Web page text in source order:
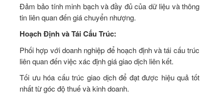
Đảm bảo tính minh bạch và đầy đủ của dữ liệu và thông
tin liên quan đến giá chuyển nhượng.
Hoạch Định và Tái Cấu Trúc:
Phối hợp với doanh nghiệp để hoạch định và tái cấu trúc
liên quan đến việc xác định giá giao dịch liên kết.
Tối ưu hóa cấu trúc giao dịch để đạt được hiệu quả tốt
nhất từ góc độ thuế và kinh doanh.